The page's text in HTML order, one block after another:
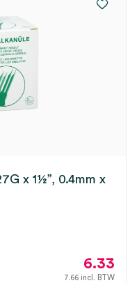
x 1½”, 0.4mm x
6.33
7.66 incl. BTW